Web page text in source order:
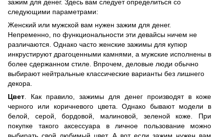
зажим для денег. Здесь вам следует определиться со
следующими параметрами:
Женский или мужской вам нужен зажим для денег.
Непременно, по функциональности эти девайсы ничем не
различаются. Однако часто женские зажимы для купюр
инкрустируют драгоценными камнями, а мужские исполнены в
более сдержанном стиле. Впрочем, деловые люди обычно
выбирают нейтральные классические варианты без лишнего
декора.
Цвет . Как правило, зажимы для денег производят в коже
черного или коричневого цвета. Однако бывают модели в
белой, серой, бордовой, малиновой, зеленой коже. При
покупке такого аксессуара в личное пользование можно
выбирать свой любимый цвет. А вот если зажим нужен вам